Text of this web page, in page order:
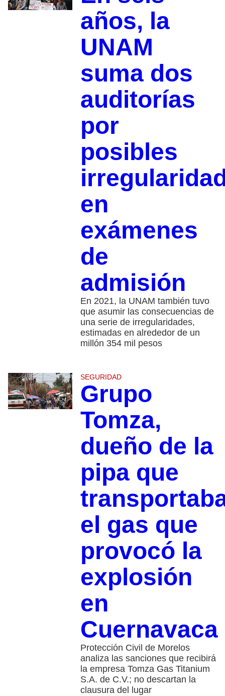
años, la
UNAM
suma dos
auditorías
por
posibles
en
exámenes
de
admisión
En 2021, la UNAM también tuvo
que asumir las consecuencias de
una serie de irregularidades,
estimadas en alrededor de un
millón 354 mil pesos
SEGURIDAD
Grupo
Tomza,
dueño de la
pipa que
el gas que
provocó la
explosión
en
Cuernavaca
Protección Civil de Morelos
analiza las sanciones que recibirá
la empresa Tomza Gas Titanium
S.A. de C.V.; no descartan la
clausura del lugar